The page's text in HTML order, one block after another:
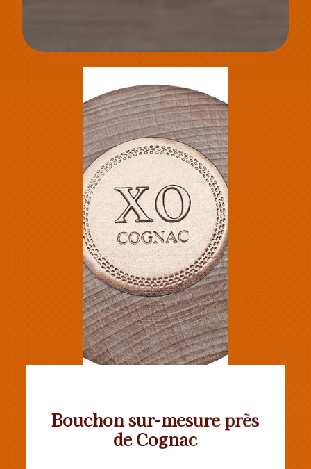
Bouchon sur-mesure près
de Cognac